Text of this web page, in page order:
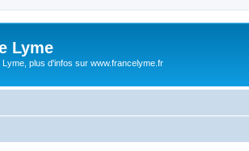
Lyme
plus d'infos sur www.francelyme.fr